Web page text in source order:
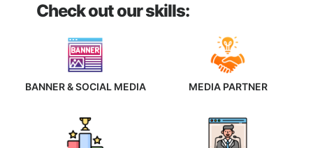
Check out our skills:
BANNER & SOCIAL MEDIA MEDIA PARTNER